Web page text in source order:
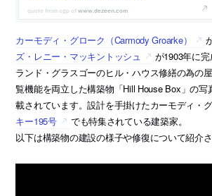
www.dezeen.com
カーモディ・グローク（Carmody Groarke）
ズ・レニー・マッキントッシュ
が1903年に
ランド・グラスゴーのヒル・ハウス修繕の為の
覧機能を両立した構築物「Hill House Box」の写
載されています。設計を手掛けたカーモディ・
キー195号
でも特集されている建築家。
以下は構築物の建設の様子や修復について紹介さ